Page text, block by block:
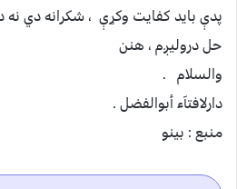
پدې بايد کفايت وکړې ، شکرانه دي نه
حل دروليږم ، هنن
والسلام .
دارلافتآء أبوالفضل .
منبع : بینو